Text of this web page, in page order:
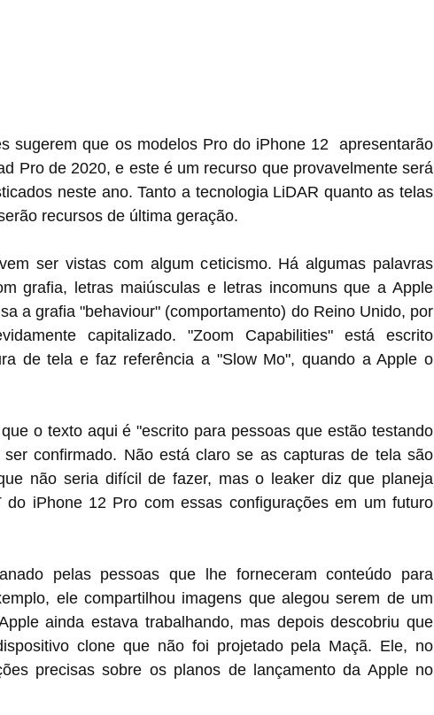
os modelos Pro do ‌iPhone 12‌  apresentarão
Pro de 2020, e este é um recurso que provavelmente será
neste ano. Tanto a tecnologia LiDAR quanto as telas
recursos de última geração.
ser vistas com algum ceticismo. Há algumas palavras
grafia, letras maiúsculas e letras incomuns que a Apple
a grafia "behaviour" (comportamento) do Reino Unido, por
capitalizado. "Zoom Capabilities" está escrito
de tela e faz referência a "Slow Mo", quando a Apple o
o texto aqui é "escrito para pessoas que estão testando
confirmado. Não está claro se as capturas de tela são
não seria difícil de fazer, mas o leaker diz que planeja
futuro
pelas pessoas que lhe forneceram conteúdo para
ele compartilhou imagens que alegou serem de um
ainda estava trabalhando, mas depois descobriu que
clone que não foi projetado pela Maçã. Ele, no
precisas sobre os planos de lançamento da Apple no